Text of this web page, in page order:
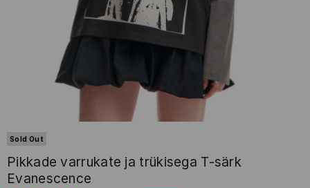
Sold Out
Pikkade varrukate ja trükisega T-särk
Evanescence